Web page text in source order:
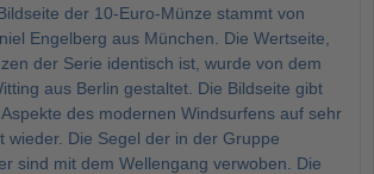
der 10-Euro-Münze stammt von
Engelberg aus München. Die Wertseite,
der Serie identisch ist, wurde von dem
aus Berlin gestaltet. Die Bildseite gibt
des modernen Windsurfens auf sehr
wieder. Die Segel der in der Gruppe
sind mit dem Wellengang verwoben. Die